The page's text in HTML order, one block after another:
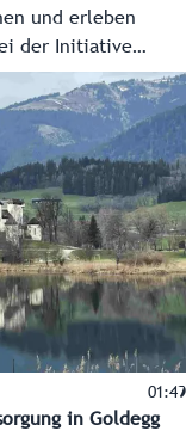
und erleben
der Initiative
und Schüler,
Der
Laptop, geht
01:49
in Goldegg